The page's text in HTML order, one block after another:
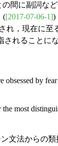
の間に副詞な
([2017-07-06-1])
れ，現在に至
されることに
obsessed by
most
法からの